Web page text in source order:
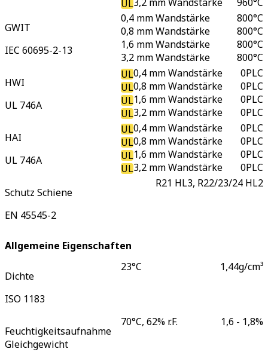
UL
GWIT
IEC 60695-2-13
0,4 mm Wandstärke
0,8 mm Wandstärke
1,6 mm Wandstärke
3,2 mm Wandstärke
800°C
800°C
800°C
800°C
HWI
UL 746A
UL0,4 mm Wandstärke
UL0,8 mm Wandstärke
UL1,6 mm Wandstärke
UL3,2 mm Wandstärke
0PLC
0PLC
0PLC
0PLC
HAI
UL 746A
UL0,4 mm Wandstärke
UL0,8 mm Wandstärke
UL1,6 mm Wandstärke
UL3,2 mm Wandstärke
0PLC
0PLC
0PLC
0PLC
Schutz Schiene
EN 45545-2
R21 HL3, R22/23/24 HL2
Allgemeine Eigenschaften
Dichte
ISO 1183
23°C 1,44g/cm³
Feuchtigkeitsaufnahme
Gleichgewicht
70°C, 62% r.F. 1,6 - 1,8%